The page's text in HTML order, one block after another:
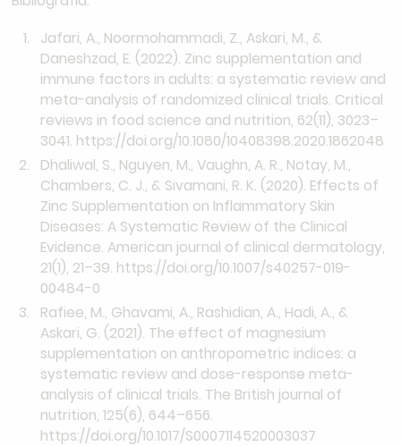
Jafari, A., Noormohammadi, Z., Askari, M., &
Daneshzad, E. (2022). Zinc supplementation and
immune factors in adults: a systematic review and
meta-analysis of randomized clinical trials. Critical
reviews in food science and nutrition, 62(11), 3023–
3041. https://doi.org/10.1080/10408398.2020.1862048
Dhaliwal, S., Nguyen, M., Vaughn, A. R., Notay, M.,
Chambers, C. J., & Sivamani, R. K. (2020). Effects of
Zinc Supplementation on Inflammatory Skin
Diseases: A Systematic Review of the Clinical
Evidence. American journal of clinical dermatology,
21(1), 21–39. https://doi.org/10.1007/s40257-019-
00484-0
Rafiee, M., Ghavami, A., Rashidian, A., Hadi, A., &
Askari, G. (2021). The effect of magnesium
supplementation on anthropometric indices: a
systematic review and dose-response meta-
analysis of clinical trials. The British journal of
nutrition, 125(6), 644–656.
https://doi.org/10.1017/S0007114520003037